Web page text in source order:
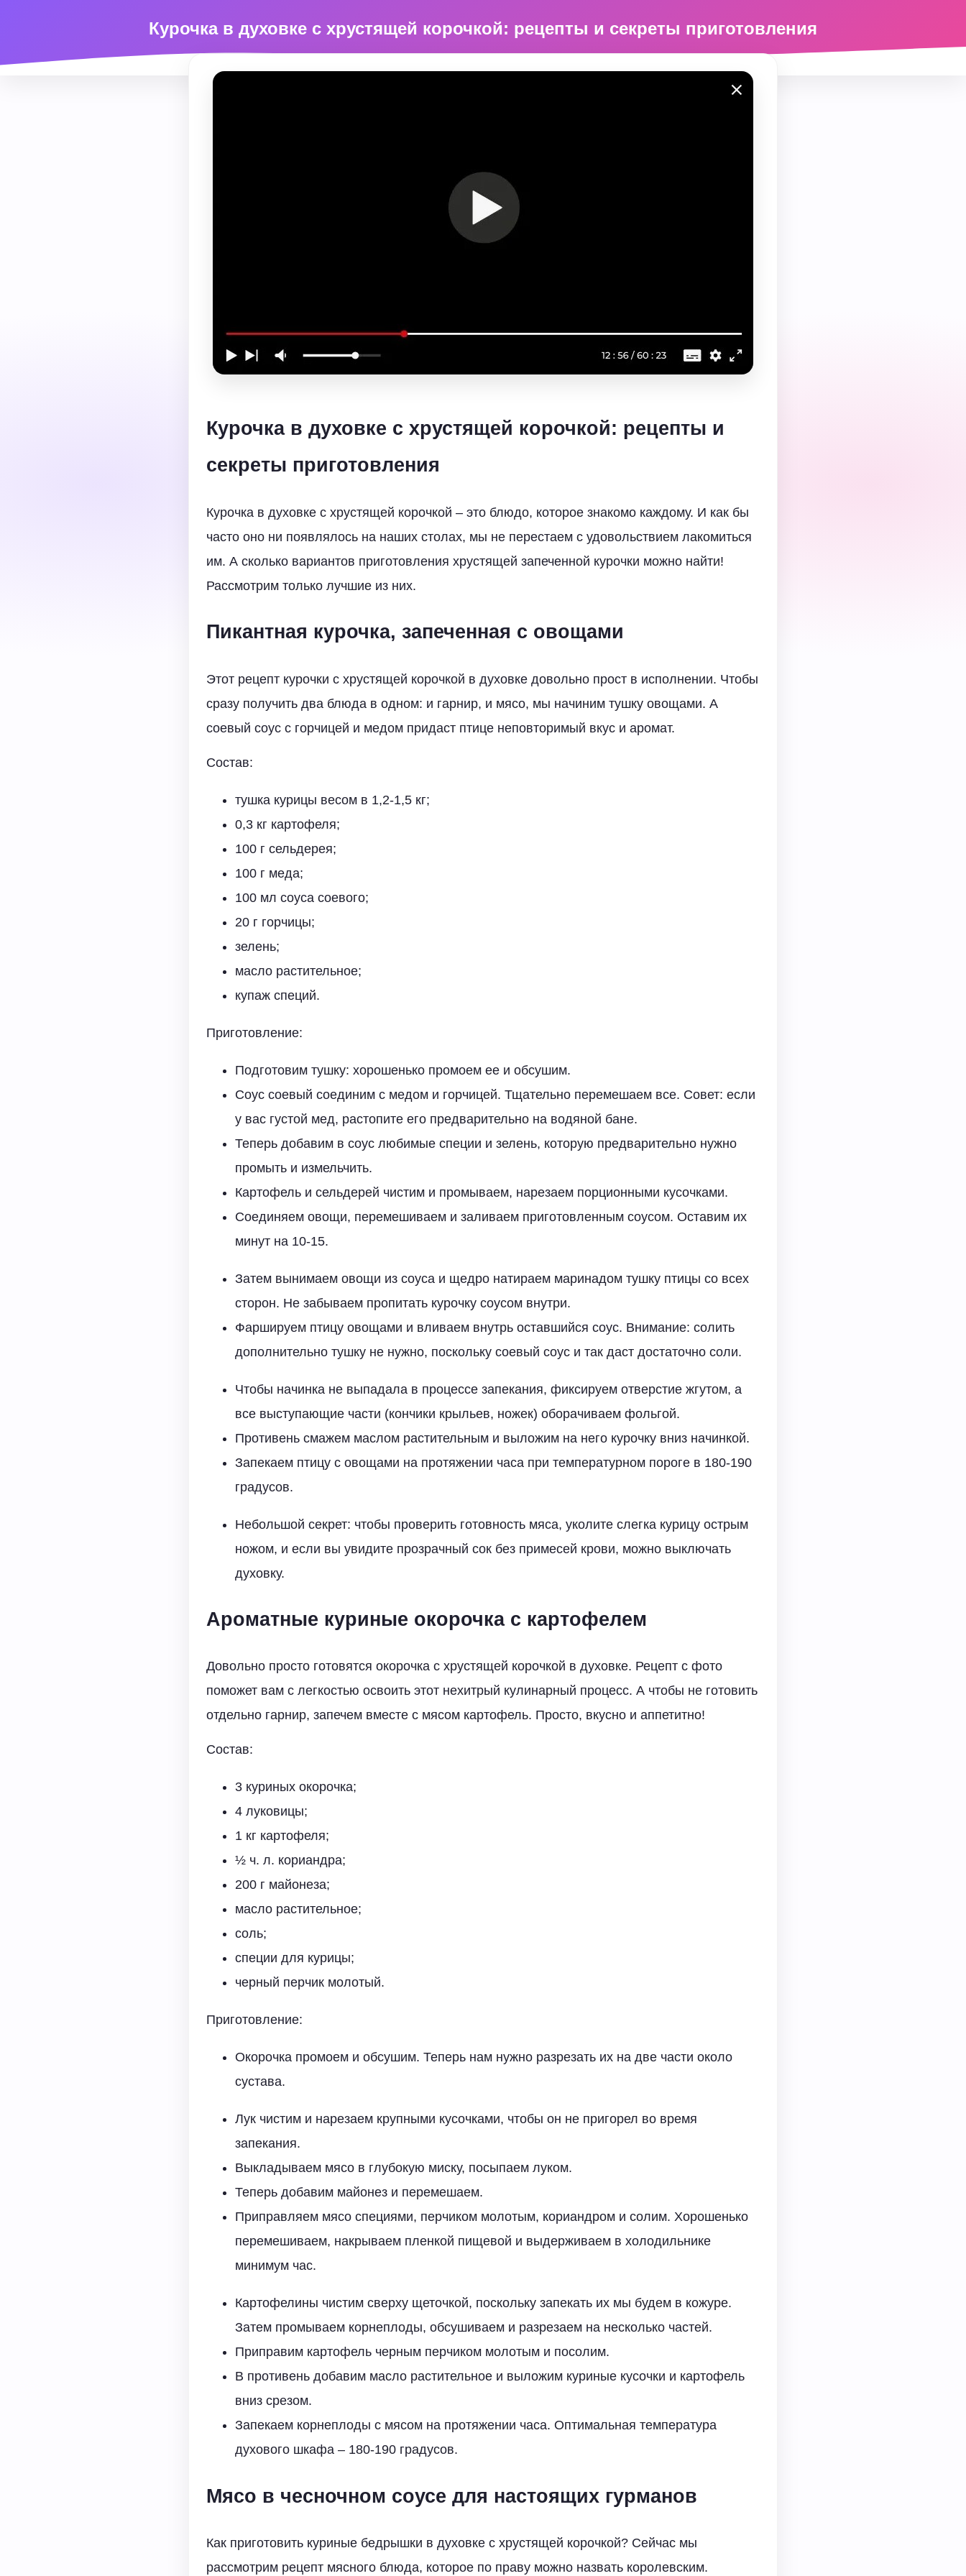
Курочка в духовке с хрустящей корочкой: рецепты и секреты приготовления
Курочка в духовке с хрустящей корочкой: рецепты и
секреты приготовления
Курочка в духовке с хрустящей корочкой – это блюдо, которое знакомо каждому. И как бы
часто оно ни появлялось на наших столах, мы не перестаем с удовольствием лакомиться
им. А сколько вариантов приготовления хрустящей запеченной курочки можно найти!
Рассмотрим только лучшие из них.
Пикантная курочка, запеченная с овощами
Этот рецепт курочки с хрустящей корочкой в духовке довольно прост в исполнении. Чтобы
сразу получить два блюда в одном: и гарнир, и мясо, мы начиним тушку овощами. А
соевый соус с горчицей и медом придаст птице неповторимый вкус и аромат.
Состав:
тушка курицы весом в 1,2-1,5 кг;
0,3 кг картофеля;
100 г сельдерея;
100 г меда;
100 мл соуса соевого;
20 г горчицы;
зелень;
масло растительное;
купаж специй.
Приготовление:
Подготовим тушку: хорошенько промоем ее и обсушим.
Соус соевый соединим с медом и горчицей. Тщательно перемешаем все. Совет: если
у вас густой мед, растопите его предварительно на водяной бане.
Теперь добавим в соус любимые специи и зелень, которую предварительно нужно
промыть и измельчить.
Картофель и сельдерей чистим и промываем, нарезаем порционными кусочками.
Соединяем овощи, перемешиваем и заливаем приготовленным соусом. Оставим их
минут на 10-15.
Затем вынимаем овощи из соуса и щедро натираем маринадом тушку птицы со всех
сторон. Не забываем пропитать курочку соусом внутри.
Фаршируем птицу овощами и вливаем внутрь оставшийся соус. Внимание: солить
дополнительно тушку не нужно, поскольку соевый соус и так даст достаточно соли.
Чтобы начинка не выпадала в процессе запекания, фиксируем отверстие жгутом, а
все выступающие части (кончики крыльев, ножек) оборачиваем фольгой.
Противень смажем маслом растительным и выложим на него курочку вниз начинкой.
Запекаем птицу с овощами на протяжении часа при температурном пороге в 180-190
градусов.
Небольшой секрет: чтобы проверить готовность мяса, уколите слегка курицу острым
ножом, и если вы увидите прозрачный сок без примесей крови, можно выключать
духовку.
Ароматные куриные окорочка с картофелем
Довольно просто готовятся окорочка с хрустящей корочкой в духовке. Рецепт с фото
поможет вам с легкостью освоить этот нехитрый кулинарный процесс. А чтобы не готовить
отдельно гарнир, запечем вместе с мясом картофель. Просто, вкусно и аппетитно!
Состав:
3 куриных окорочка;
4 луковицы;
1 кг картофеля;
½ ч. л. кориандра;
200 г майонеза;
масло растительное;
соль;
специи для курицы;
черный перчик молотый.
Приготовление:
Окорочка промоем и обсушим. Теперь нам нужно разрезать их на две части около
сустава.
Лук чистим и нарезаем крупными кусочками, чтобы он не пригорел во время
запекания.
Выкладываем мясо в глубокую миску, посыпаем луком.
Теперь добавим майонез и перемешаем.
Приправляем мясо специями, перчиком молотым, кориандром и солим. Хорошенько
перемешиваем, накрываем пленкой пищевой и выдерживаем в холодильнике
минимум час.
Картофелины чистим сверху щеточкой, поскольку запекать их мы будем в кожуре.
Затем промываем корнеплоды, обсушиваем и разрезаем на несколько частей.
Приправим картофель черным перчиком молотым и посолим.
В противень добавим масло растительное и выложим куриные кусочки и картофель
вниз срезом.
Запекаем корнеплоды с мясом на протяжении часа. Оптимальная температура
духового шкафа – 180-190 градусов.
Мясо в чесночном соусе для настоящих гурманов
Как приготовить куриные бедрышки в духовке с хрустящей корочкой? Сейчас мы
рассмотрим рецепт мясного блюда, которое по праву можно назвать королевским.